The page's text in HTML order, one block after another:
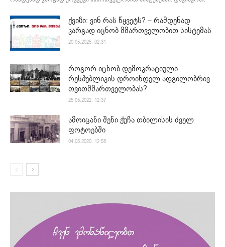
ქვიზი: ვინ რას წყვეტს? – რამდენად
კარგად იცნობ მმართველობით სისტემას
20.05.2025. 02:31
როგორ იცნობ დემოკრატიული
რესპუბლიკის დროინდელ ადგილობრივ
თვითმმართველობას?
25.05.2022. 12:37
ამოიცანი შენი ქუჩა თბილისის ძველ
ფოტოებში
04.05.2020. 12:58